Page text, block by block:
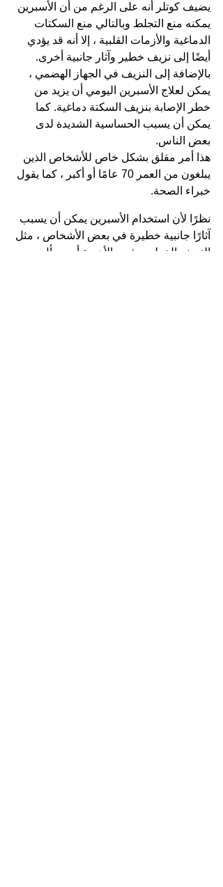
يضيف كوتلر أنه على الرغم من أن الأسبرين
يمكنه منع التجلط وبالتالي منع السكتات
الدماغية والأزمات القلبية ، إلا أنه قد يؤدي
أيضًا إلى نزيف خطير وآثار جانبية أخرى.
بالإضافة إلى النزيف في الجهاز الهضمي ،
يمكن لعلاج الأسبرين اليومي أن يزيد من
خطر الإصابة بنزيف السكتة دماغية. كما
يمكن أن يسبب الحساسية الشديدة لدى
بعض الناس.
هذا أمر مقلق بشكل خاص للأشخاص الذين
يبلغون من العمر 70 عامًا أو أكبر ، كما يقول
خبراء الصحة.
نظرًا لأن استخدام الأسبرين يمكن أن يسبب
آثارًا جانبية خطيرة في بعض الأشخاص ، مثل
النزيف الخطير ، فمن الأهمية أن يسأل